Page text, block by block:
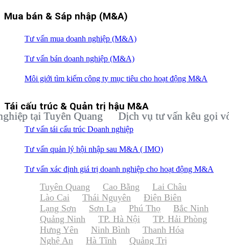
Mua bán & Sáp nhập (M&A)
Tư vấn mua doanh nghiệp (M&A)
Tư vấn bán doanh nghiệp (M&A)
Môi giới tìm kiếm công ty mục tiêu cho hoạt động M&A
Tái cấu trúc & Quản trị hậu M&A
Tư vấn tái cấu trúc Doanh nghiệp
Tư vấn quản lý hội nhập sau M&A ( IMO)
Tư vấn xác định giá trị doanh nghiệp cho hoạt động M&A
Tuyên Quang Dịch vụ tư vấn kêu gọi vốn
Tuyên Quang Cao Bằng
Lai Châu
Lào Cai
Thái Nguyên
Điện Biên
Lạng Sơn
Sơn La Phú Thọ
Bắc Ninh
Quảng Ninh
TP. Hà Nội
TP. Hải Phòng
Hưng Yên
Ninh Bình
Thanh Hóa
Nghệ An
Hà Tĩnh Quảng Trị